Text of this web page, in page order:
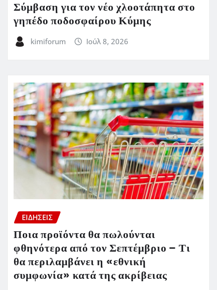
Σύμβαση για τον νέο χλοοτάπητα στο
γηπέδο ποδοσφαίρου Κύμης
kimiforum Ιούλ 8, 2026
ΕΙΔΗΣΕΙΣ
Ποια προϊόντα θα πωλούνται
φθηνότερα από τον Σεπτέμβριο – Τι
θα περιλαμβάνει η «εθνική
συμφωνία» κατά της ακρίβειας